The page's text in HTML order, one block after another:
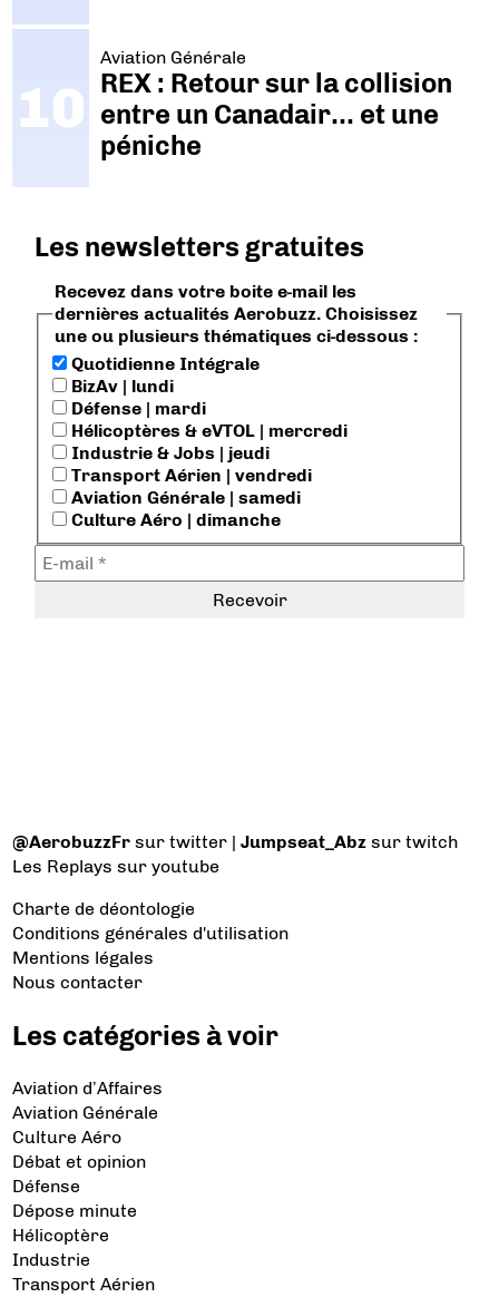
Aviation Générale
REX : Retour sur la collision
entre un Canadair… et une
péniche
Les newsletters gratuites
Recevez dans votre boite e-mail les
dernières actualités Aerobuzz. Choisissez
une ou plusieurs thématiques ci-dessous :
Quotidienne Intégrale
BizAv | lundi
Défense | mardi
Hélicoptères & eVTOL | mercredi
Industrie & Jobs | jeudi
Transport Aérien | vendredi
Aviation Générale | samedi
Culture Aéro | dimanche
@AerobuzzFr sur twitter |Jumpseat_Abz sur twitch
Les Replays sur youtube
Charte de déontologie
Conditions générales d'utilisation
Mentions légales
Nous contacter
Les catégories à voir
Aviation d’Affaires
Aviation Générale
Culture Aéro
Débat et opinion
Défense
Dépose minute
Hélicoptère
Industrie
Transport Aérien